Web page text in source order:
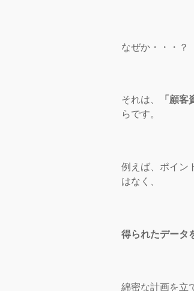
なぜか・・・？
それは、 「顧
らです。
例えば、ポイン
はなく、
得られたデータ
綿密な計画を立